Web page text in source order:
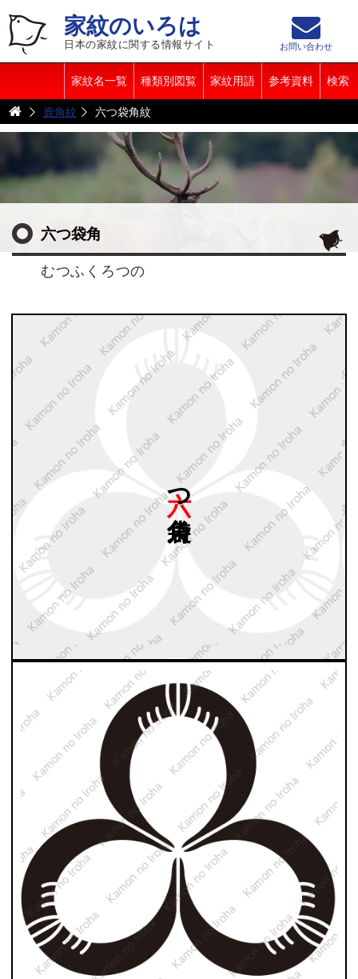
家紋のいろは
日本の家紋に関する情報サイト
家紋名一覧 種類別図覧 家紋用語 参考資料 検索
お問い合わせ
鹿角紋 六つ袋角紋
六つ袋角
むつふくろつの
袋角